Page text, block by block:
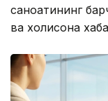
саноатининг
ва холисона